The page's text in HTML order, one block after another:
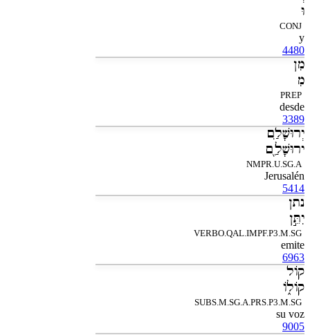
וּ
CONJ
y
4480
מִן
מִ
PREP
desde
3389
יְרוּשָׁלִַם
ירוּשָׁלִַ֖ם
NMPR.U.SG.A
Jerusalén
5414
נתן
יִתֵּ֣ן
VERBO.QAL.IMPF.P3.M.SG
emite
6963
קֹול
קֹולֹ֑ו
SUBS.M.SG.A.PRS.P3.M.SG
su voz
9005